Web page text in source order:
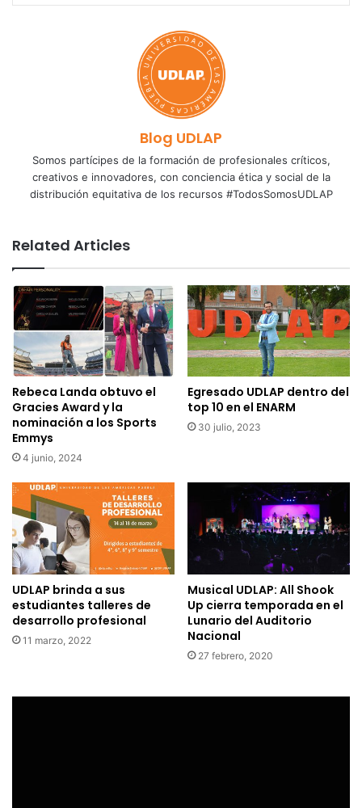
Blog UDLAP
Somos partícipes de la formación de profesionales críticos,
creativos e innovadores, con conciencia ética y social de la
distribución equitativa de los recursos #TodosSomosUDLAP
Related Articles
Rebeca Landa obtuvo el
Gracies Award y la
nominación a los Sports
Emmys
4 junio, 2024
Egresado UDLAP dentro del
top 10 en el ENARM
30 julio, 2023
UDLAP brinda a sus
estudiantes talleres de
desarrollo profesional
11 marzo, 2022
Musical UDLAP: All Shook
Up cierra temporada en el
Lunario del Auditorio
Nacional
27 febrero, 2020